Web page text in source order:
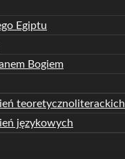
Egiptu
Bogiem
teoretycznoliterackich
językowych